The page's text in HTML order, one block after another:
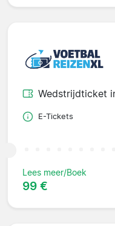
Wedstrijdticket
E-Tickets
Lees meer/Boek
99 €